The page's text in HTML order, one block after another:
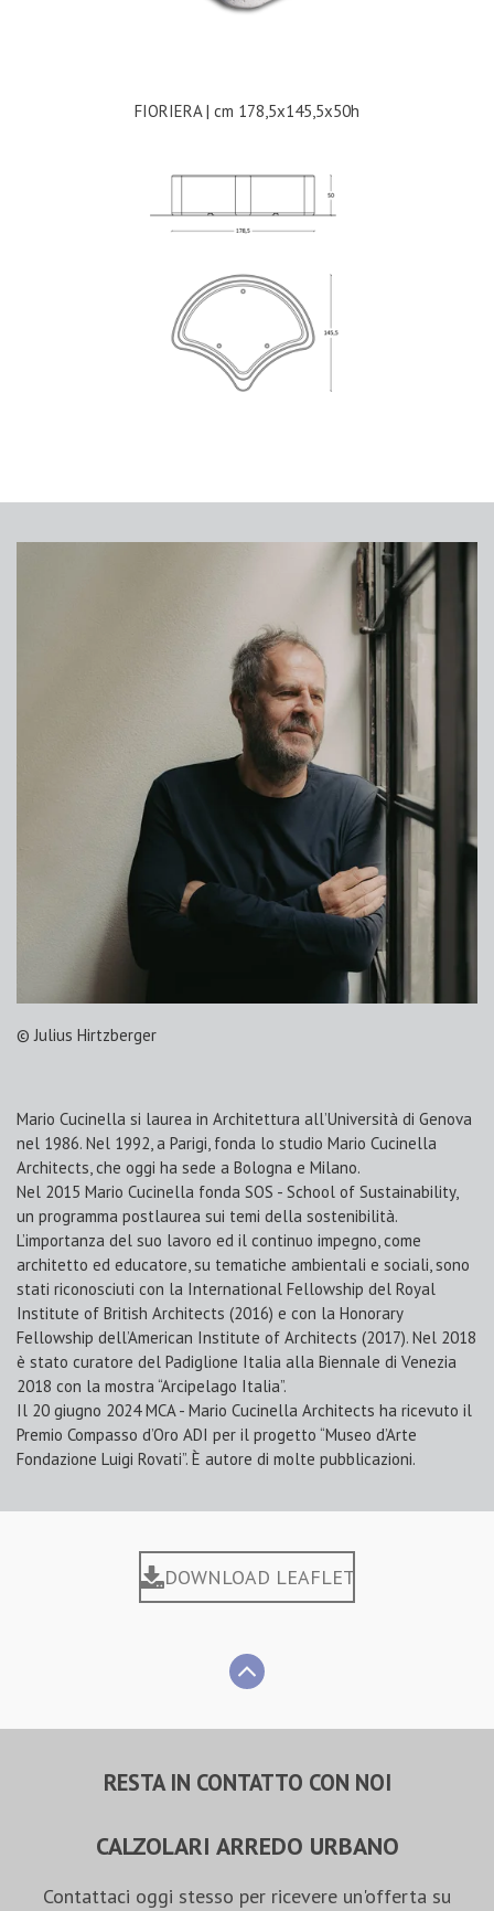
FIORIERA | cm 178,5x145,5x50h
© Julius Hirtzberger
Mario Cucinella si laurea in Architettura all’Università di Genova
nel 1986. Nel 1992, a Parigi, fonda lo studio Mario Cucinella
Architects, che oggi ha sede a Bologna e Milano.
Nel 2015 Mario Cucinella fonda SOS - School of Sustainability,
un programma postlaurea sui temi della sostenibilità.
L’importanza del suo lavoro ed il continuo impegno, come
architetto ed educatore, su tematiche ambientali e sociali, sono
stati riconosciuti con la International Fellowship del Royal
Institute of British Architects (2016) e con la Honorary
Fellowship dell’American Institute of Architects (2017). Nel 2018
è stato curatore del Padiglione Italia alla Biennale di Venezia
2018 con la mostra “Arcipelago Italia”.
Il 20 giugno 2024 MCA - Mario Cucinella Architects ha ricevuto il
Premio Compasso d’Oro ADI per il progetto “Museo d’Arte
Fondazione Luigi Rovati”. È autore di molte pubblicazioni.
DOWNLOAD LEAFLET
RESTA IN CONTATTO CON NOI
CALZOLARI ARREDO URBANO
Contattaci oggi stesso per ricevere un'offerta su